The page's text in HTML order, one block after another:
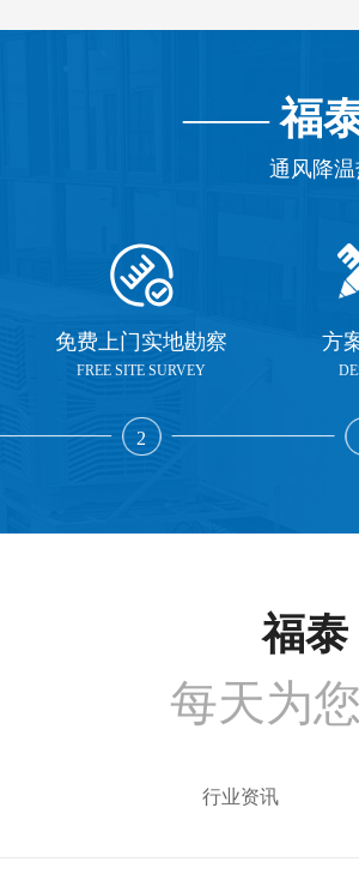
——福
通风降
免费上门实地勘察
FREE SITE SURVEY
2
方
福泰
每天为
行业资讯